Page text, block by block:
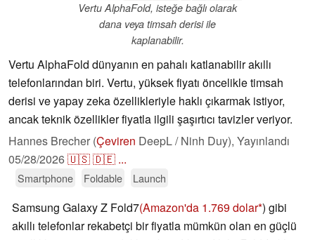
Vertu AlphaFold, isteğe bağlı olarak
dana veya timsah derisi ile
kaplanabilir.
Vertu AlphaFold dünyanın en pahalı katlanabilir akıllı
telefonlarından biri. Vertu, yüksek fiyatı öncelikle timsah
derisi ve yapay zeka özellikleriyle haklı çıkarmak istiyor,
ancak teknik özellikler fiyatla ilgili şaşırtıcı tavizler veriyor.
Hannes Brecher (Çeviren DeepL / Ninh Duy), Yayınlandı
05/28/2026🇺🇸🇩🇪 ...
Smartphone Foldable Launch
Samsung Galaxy Z Fold7(Amazon'da 1.769 dolar ) gibi
akıllı telefonlar rekabetçi bir fiyatla mümkün olan en güçlü